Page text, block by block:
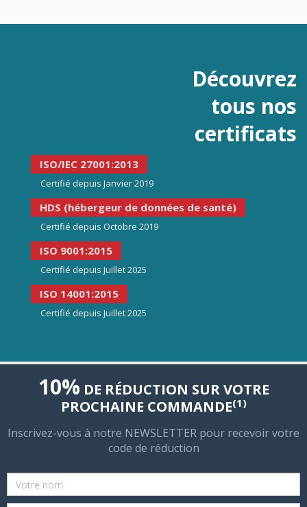
Découvrez
tous nos
certificats
ISO/IEC 27001:2013
Certifié depuis Janvier 2019
HDS (hébergeur de données de santé)
Certifié depuis Octobre 2019
ISO 9001:2015
Certifié depuis Juillet 2025
ISO 14001:2015
Certifié depuis Juillet 2025
10% DE RÉDUCTION SUR VOTRE
PROCHAINE COMMANDE(1)
Inscrivez-vous à notre NEWSLETTER pour recevoir votre
code de réduction